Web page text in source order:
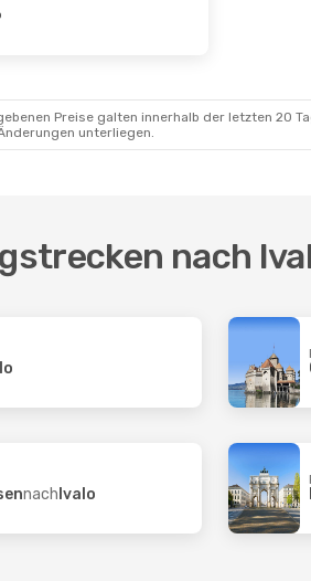
Preise galten innerhalb der letzten 20
unterliegen.
nach
nach Ivalo